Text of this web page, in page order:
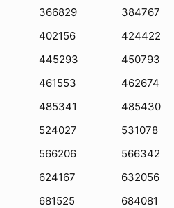
366829
384767
402156
424422
445293
450793
461553
462674
485341
485430
524027
531078
566206
566342
624167
632056
681525
684081